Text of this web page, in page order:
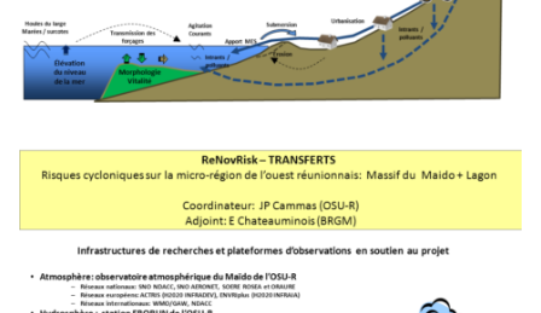
Verrous scientifiques